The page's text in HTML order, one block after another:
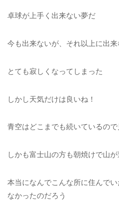
卓球が上手く出来ない夢だ
今も出来ないが、それ以上に出
とても寂しくなってしまった
しかし天気だけは良いね！
青空はどこまでも続いているの
しかも富士山の方も朝焼けで山
本当になんでこんな所に住んで
なかったのだろう